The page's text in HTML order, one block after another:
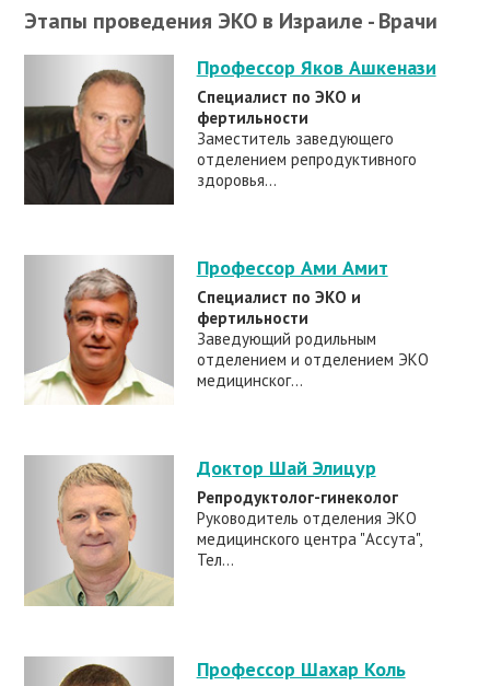
Этапы проведения ЭКО в Израиле - Врачи
Профессор Яков Ашкенази
Специалист по ЭКО и
фертильности
Заместитель заведующего
отделением репродуктивного
здоровья...
Профессор Ами Амит
Специалист по ЭКО и
фертильности
Заведующий родильным
отделением и отделением ЭКО
медицинског...
Доктор Шай Элицур
Репродуктолог-гинеколог
Руководитель отделения ЭКО
медицинского центра "Ассута",
Тел...
Профессор Шахар Коль